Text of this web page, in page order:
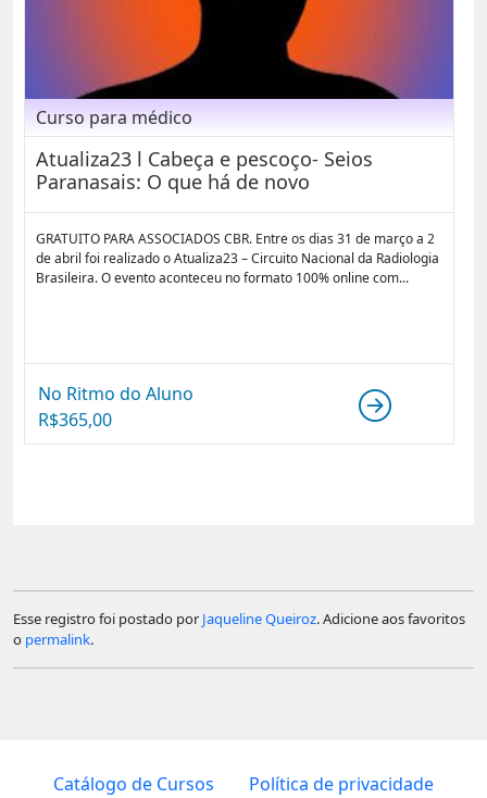
Curso para médico
Atualiza23 l Cabeça e pescoço- Seios
Paranasais: O que há de novo
GRATUITO PARA ASSOCIADOS CBR. Entre os dias 31 de março a 2
de abril foi realizado o Atualiza23 – Circuito Nacional da Radiologia
Brasileira. O evento aconteceu no formato 100% online com...
No Ritmo do Aluno
R$365,00
Esse registro foi postado por Jaqueline Queiroz. Adicione aos favoritos
o permalink.
Catálogo de Cursos Política de privacidade